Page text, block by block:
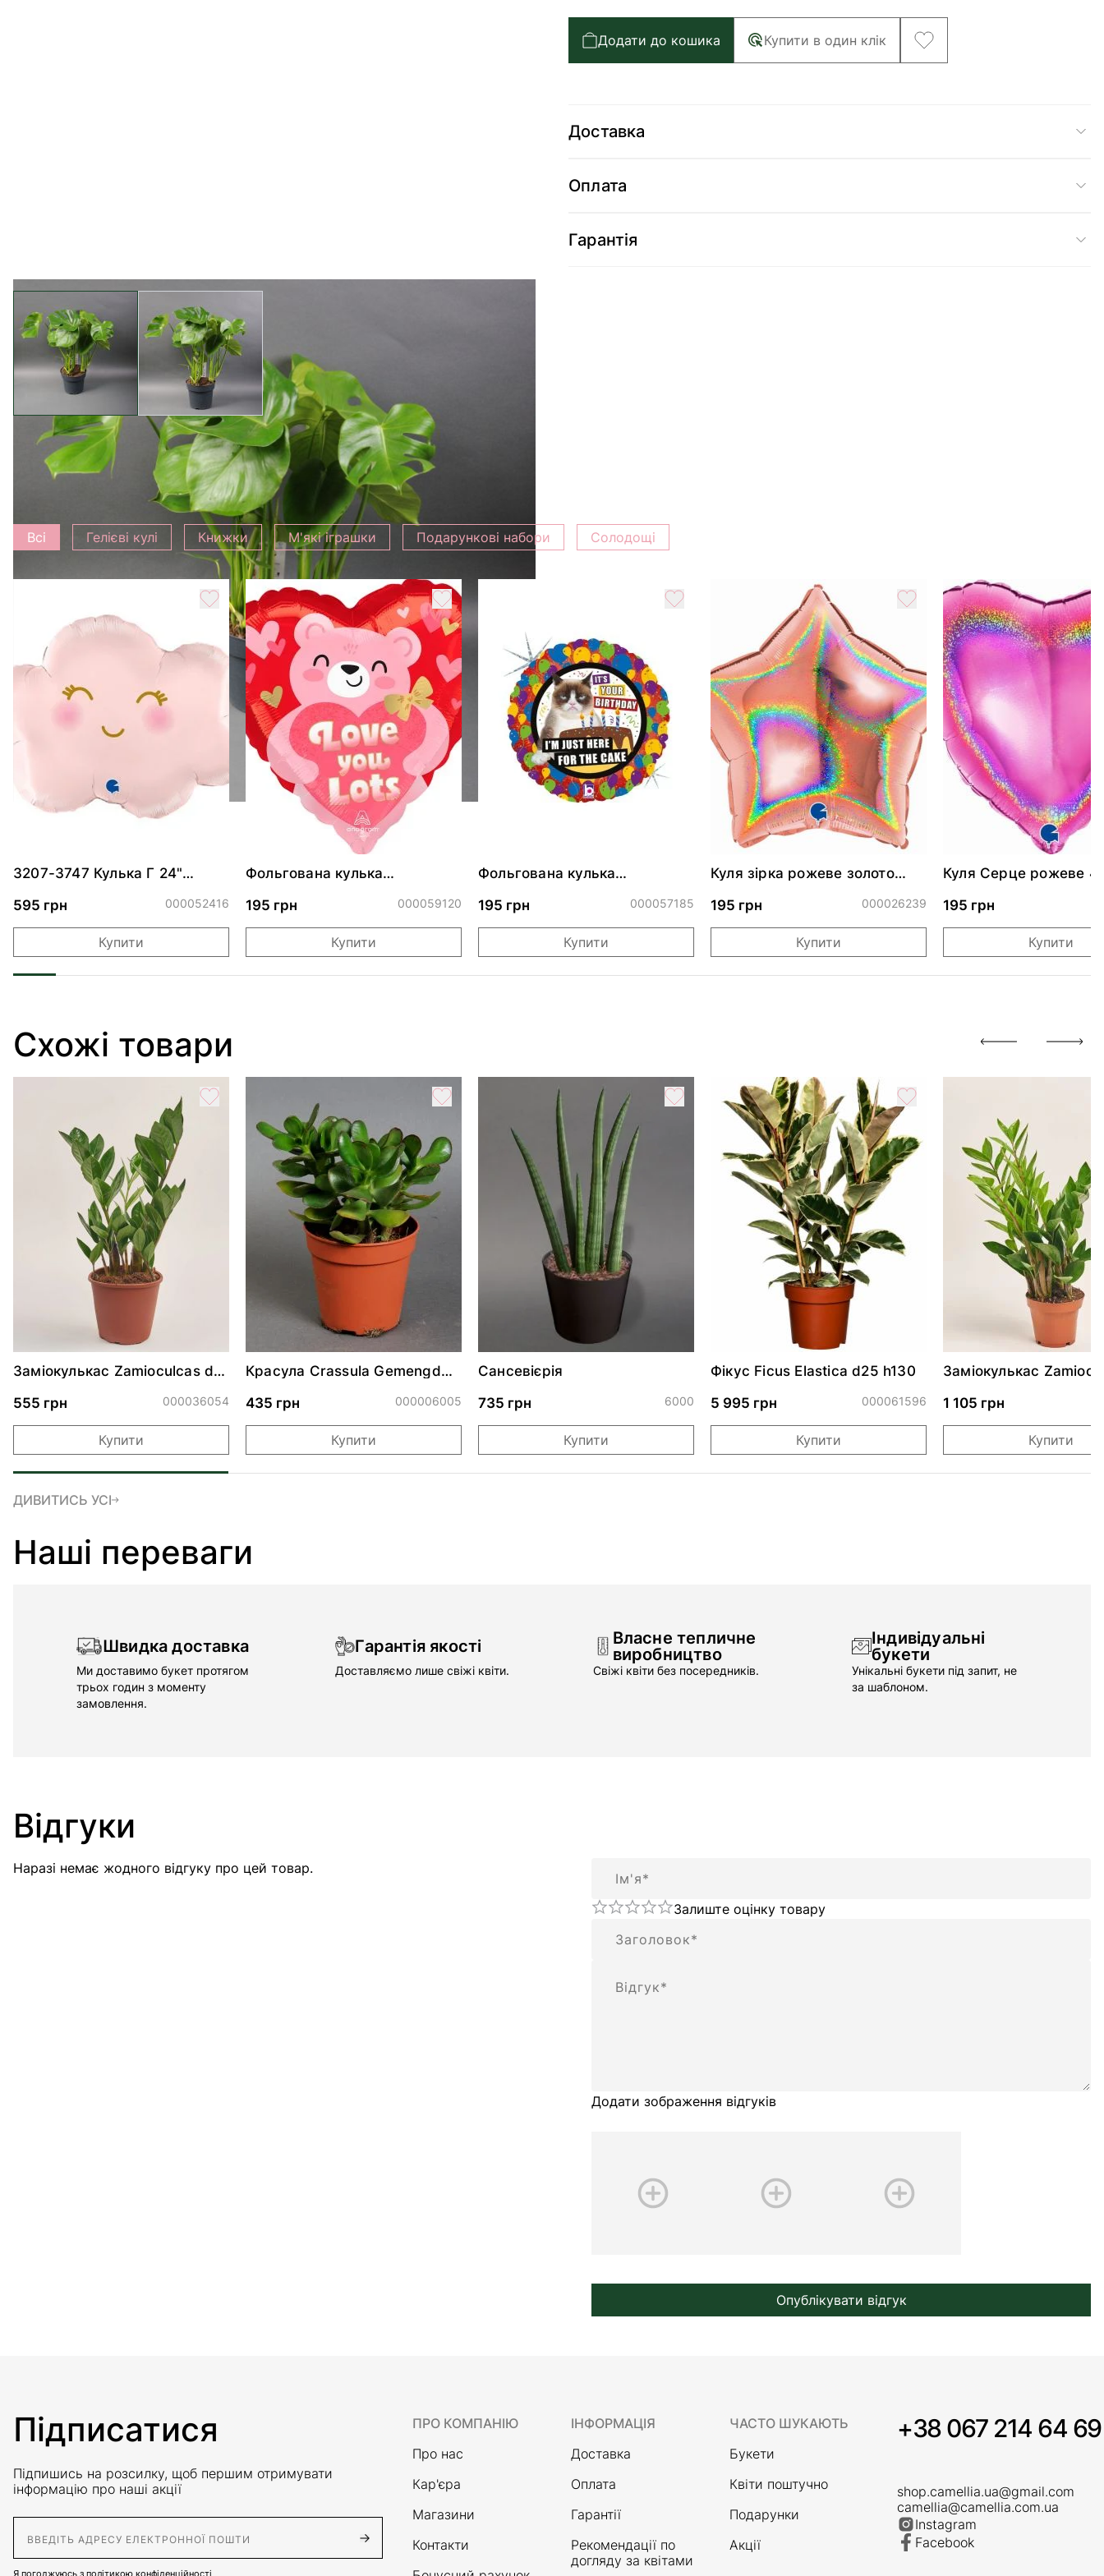
Додати до кошика Купити в один клік
Доставка
Оплата
Гарантія
Додати до букету
Всі Гелієві кулі Книжки М'які іграшки Подарункові набори Солодощі
3207-3747 Кулька Г 24"
595 грн
000052416
Купити
Фольгована кулька
обіймами"
195 грн 000059120
Купити
Фольгована кулька
ДР"
195 грн 000057185
Купити
Куля зірка рожеве золото
195 грн
000026239
Купити
Куля Серце рожеве
195 грн
Купити
Схожі товари
Заміокулькас Zamioculcas d11
555 грн
000036054
Купити
Красула Crassula Gemengd
435 грн
000006005
Купити
Сансевієрія
735 грн
6000
Купити
Фікус Ficus Elastica d25 h130
5 995 грн
000061596
Купити
Заміокулькас
1 105 грн
Купити
ДИВИТИСЬ УСІ
Наші переваги
Швидка доставка
Ми доставимо букет протягом
трьох годин з моменту
замовлення.
Гарантія якості
Доставляємо лише свіжі квіти.
Власне тепличне
виробництво
Свіжі квіти без посередників.
Індивідуальні
букети
Унікальні букети під запит, не
за шаблоном.
Відгуки
Наразі немає жодного відгуку про цей товар.
Залиште оцінку товару
Додати зображення відгуків
Опублікувати відгук
Підписатися
Підпишись на розсилку, щоб першим отримувати
інформацію про наші акції
Я погоджуюсь з політикою конфіденційності
ПРО КОМПАНІЮ
Про нас
Кар'єра
Магазини
Контакти
ІНФОРМАЦІЯ
Доставка
Оплата
Гарантії
Рекомендації по
догляду за квітами
ЧАСТО ШУКАЮТЬ
Букети
Квіти поштучно
Подарунки
Акції
+38 067 214 64 69
shop.camellia.ua@gmail.com
camellia@camellia.com.ua
Instagram
Facebook